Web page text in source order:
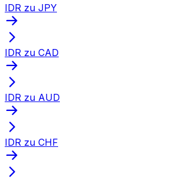
IDR zu JPY
IDR zu CAD
IDR zu AUD
IDR zu CHF